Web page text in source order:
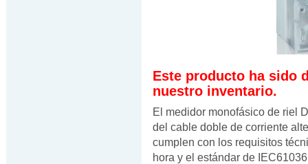
Este producto ha sido
nuestro inventario.
El medidor monofásico de riel
del cable doble de corriente
cumplen con los requisitos
hora y el estándar de